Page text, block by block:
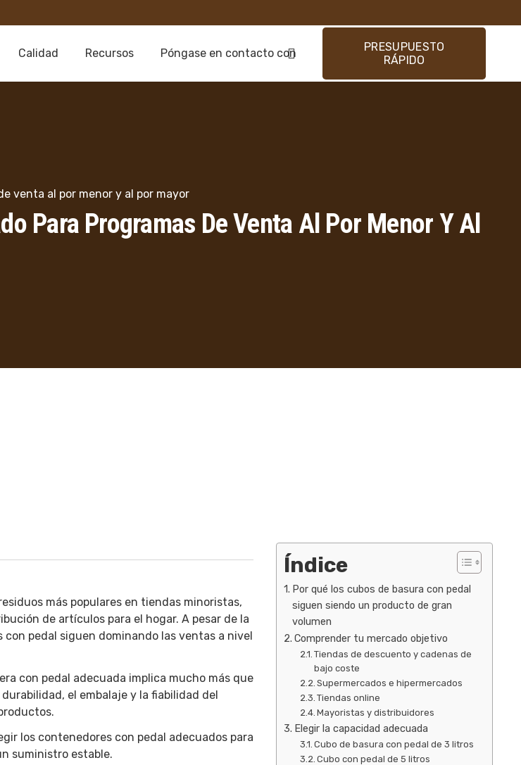
Calidad Recursos Póngase en contacto con
PRESUPUESTO
RÁPIDO
venta al por menor y al por mayor
Para Programas De Venta Al Por Menor Y Al
más populares en tiendas minoristas,
de artículos para el hogar. A pesar de la
pedal siguen dominando las ventas a nivel
con pedal adecuada implica mucho más que
el embalaje y la fiabilidad del
los contenedores con pedal adecuados para
suministro estable.
Índice
Por qué los cubos de basura con pedal
siguen siendo un producto de gran
volumen
Comprender tu mercado objetivo
Tiendas de descuento y cadenas de
bajo coste
Supermercados e hipermercados
Tiendas online
Mayoristas y distribuidores
Elegir la capacidad adecuada
Cubo de basura con pedal de 3 litros
Cubo con pedal de 5 litros